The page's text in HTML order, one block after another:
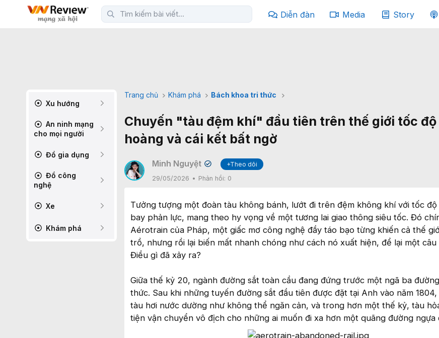
Diễn đàn Media Story
Xu hướng
An ninh mạng
cho mọi người
Đồ gia dụng
Đồ công
nghệ
Xe
Khám phá
Trang chủ Khám phá Bách khoa tri thức
Chuyến "tàu đệm khí" đầu tiên trên thế giới tốc
hoàng và cái kết bất ngờ
Minh Nguyệt ✔
+Theo dõi
29/05/2026
Phản hồi: 0
Tưởng tượng một đoàn tàu không bánh, lướt đi trên đệm không khí với tốc độ
bay phản lực, mang theo hy vọng về một tương lai giao thông siêu tốc. Đó
Aérotrain của Pháp, một giấc mơ công nghệ đầy táo bạo từng khiến cả thế
trồ, nhưng rồi lại biến mất nhanh chóng như cách nó xuất hiện, để lại một câu
Điều gì đã xảy ra?
Giữa thế kỷ 20, ngành đường sắt toàn cầu đang đứng trước một ngã ba
thức. Sau khi những tuyến đường sắt đầu tiên được đặt tại Anh vào năm
tàu hơi nước dường như không thể ngăn cản, và trong hơn một thế kỷ, tàu
tiện vận chuyển vô địch cho những ai muốn đi xa hơn một quãng đường ngựa